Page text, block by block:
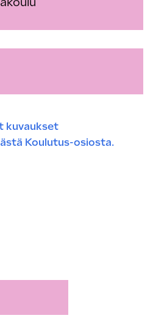
kuvaukset
Koulutus-osiosta.